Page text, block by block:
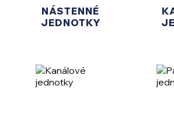
NÁSTENNÉ
JEDNOTKY